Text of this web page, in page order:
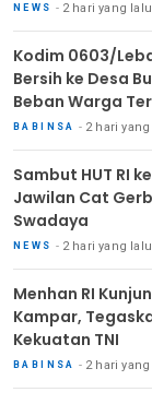
NEWS 2 hari yang lalu
Kodim 0603/
Bersih ke Desa
Beban Warga
BABINSA 2 hari
Sambut HUT RI
Jawilan Cat
Swadaya
NEWS 2 hari yang lalu
Menhan RI
Kampar,
Kekuatan TNI
BABINSA 2 hari